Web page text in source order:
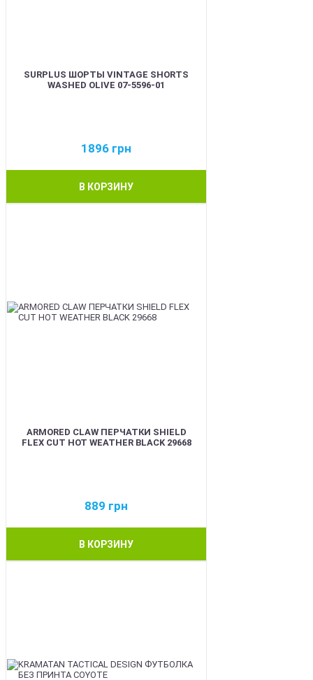
SURPLUS ШОРТЫ VINTAGE SHORTS
WASHED OLIVE 07-5596-01
1896 грн
В КОРЗИНУ
ARMORED CLAW ПЕРЧАТКИ SHIELD
FLEX CUT HOT WEATHER BLACK 29668
889 грн
В КОРЗИНУ